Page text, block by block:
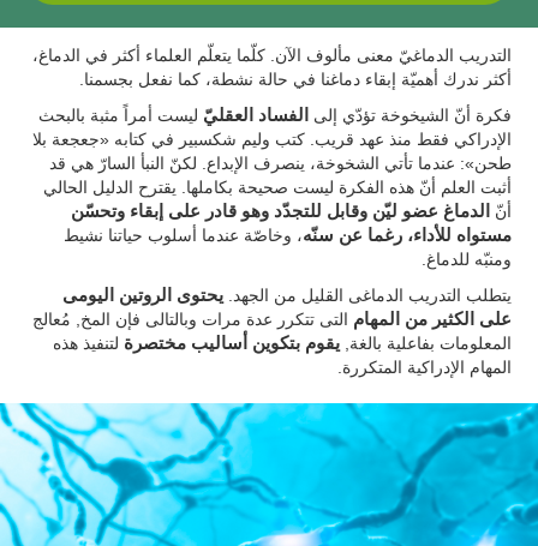
التدريب الدماغيّ معنى مألوف الآن. كلّما يتعلّم العلماء أكثر في الدماغ،
أكثر ندرك أهميّة إبقاء دماغنا في حالة نشطة، كما نفعل بجسمنا.
فكرة أنّ الشيخوخة تؤدّي إلى
الفساد العقليّ ليست أمراً مثبة بالبحث
الإدراكي فقط منذ عهد قريب. كتب وليم شكسبير في كتابه «جعجعة بلا
طحن»: عندما تأتي الشخوخة، ينصرف الإبداع. لكنّ النبأ السارّ هي قد
أثبت العلم أنّ هذه الفكرة ليست صحيحة بكاملها. يقترح الدليل الحالي
أنّ الدماغ عضو ليّن وقابل للتجدّد وهو قادر على إبقاء وتحسّن
مستواه للأداء، رغما عن سنّه، وخاصّة عندما أسلوب حياتنا نشيط
ومنبّه للدماغ.
يتطلب التدريب الدماغى القليل من الجهد.يحتوى الروتين اليومى
على الكثير من المهام التى تتكرر عدة مرات وبالتالى فإن المخ, مُعالج
المعلومات بفاعلية بالغة,يقوم بتكوين أساليب مختصرة لتنفيذ هذه
المهام الإدراكية المتكررة.